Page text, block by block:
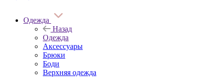
Одежда
Назад
Одежда
Аксессуары
Брюки
Боди
Верхняя одежда